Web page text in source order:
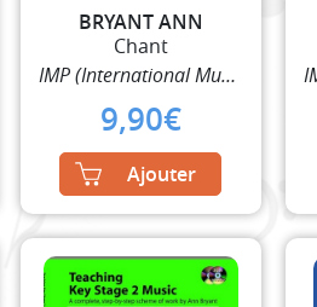
BRYANT ANN
Chant
IMP (International Music Publisher)
9,90€
Ajouter